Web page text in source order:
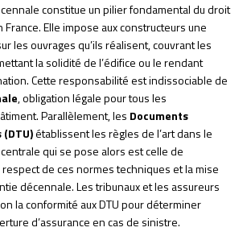
constitue un pilier fondamental du droit
Elle impose aux constructeurs une
les ouvrages qu’ils réalisent, couvrant les
la solidité de l’édifice ou le rendant
Cette responsabilité est indissociable de
, obligation légale pour tous les
Parallèlement, les Documents
établissent les règles de l’art dans le
qui se pose alors est celle de
de ces normes techniques et la mise
décennale. Les tribunaux et les assureurs
la conformité aux DTU pour déterminer
d’assurance en cas de sinistre.